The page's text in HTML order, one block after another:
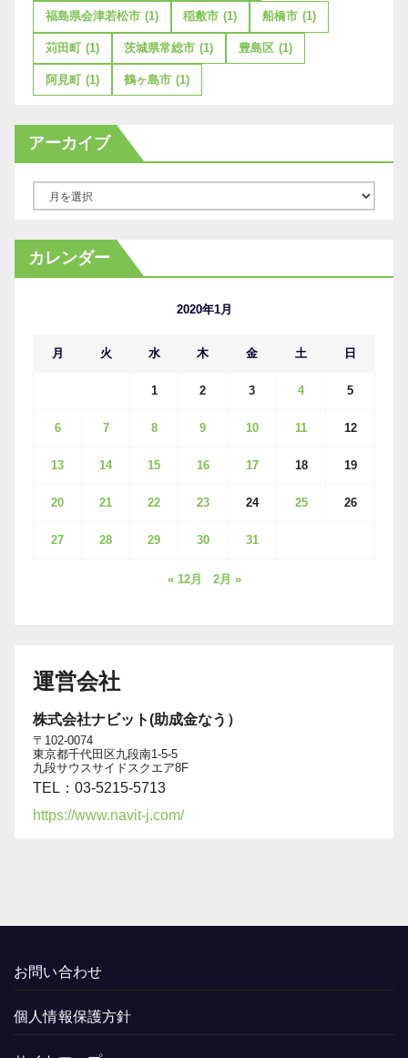
福島県会津若松市 (1) 稲敷市 (1) 船橋市 (1)
苅田町 (1) 茨城県常総市 (1) 豊島区 (1)
阿見町 (1) 鶴ヶ島市 (1)
アーカイブ
カ
イ
カレンダー
2020年1月
月 火 水 木 金 土 日
1 2 3 4 5
6 7 8 9 10 11 12
13 14 15 16 17 18 19
20 21 22 23 24 25 26
27 28 29 30 31
« 12月 2月 »
運営会社
株式会社ナビット(助成金なう）
〒102-0074
東京都千代田区九段南1-5-5
九段サウスサイドスクエア8F
TEL：03-5215-5713
https://www.navit-j.com/
お問い合わせ
個人情報保護方針